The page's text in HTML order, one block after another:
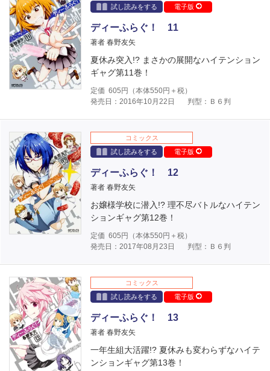
試し読みをする 電子版
ディーふらぐ！ 11
著者 春野友矢
夏休み突入!? まさかの展開なハイテンション
ギャグ第11巻！
定価 605 円（本体550円＋税）
発売日：2016年10月22日
判型：Ｂ６判
コミックス
試し読みをする
電子版
ディーふらぐ！ 12
著者 春野友矢
お嬢様学校に潜入!? 理不尽バトルなハイテン
ションギャグ第12巻！
定価 605 円（本体550円＋税）
発売日：2017年08月23日
判型：Ｂ６判
コミックス
試し読みをする
電子版
ディーふらぐ！ 13
著者 春野友矢
一年生組大活躍!? 夏休みも変わらずなハイテ
ンションギャグ第13巻！